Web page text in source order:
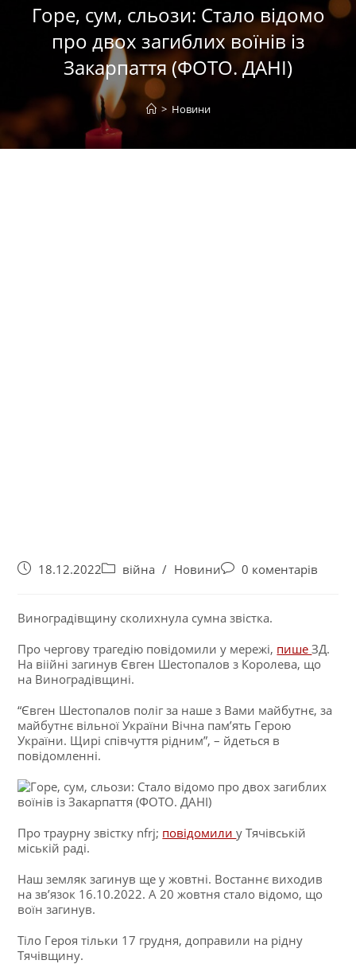
Горе, сум, сльози: Стало відомо
про двох загиблих воїнів із
Закарпаття (ФОТО. ДАНІ)
> Новини
18.12.2022 війна / Новини 0 коментарів
Виноградівщину сколихнула сумна звістка.
Про чергову трагедію повідомили у мережі, пишеЗД.
На віійні загинув Євген Шестопалов з Королева, що
на Виноградівщині.
“Євген Шестопалов поліг за наше з Вами майбутнє, за
майбутнє вільної України Вічна пам’ять Герою
України. Щирі співчуття рідним”, – йдеться в
повідомленні.
Про траурну звістку nfrj; повідомилиу Тячівській
міській раді.
Наш земляк загинув ще у жовтні. Востаннє виходив
на зв’язок 16.10.2022. А 20 жовтня стало відомо, що
воїн загинув.
Тіло Героя тільки 17 грудня, доправили на рідну
Тячівщину.